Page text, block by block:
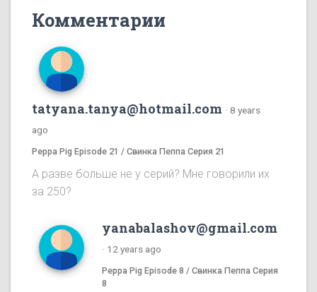
Комментарии
tatyana.tanya@hotmail.com · 8 years
ago
Peppa Pig Episode 21 / Свинка Пеппа Серия 21
А разве больше не у серий? Мне говорили их
за 250?
yanabalashov@gmail.com
· 12 years ago
Peppa Pig Episode 8 / Свинка Пеппа Серия
8